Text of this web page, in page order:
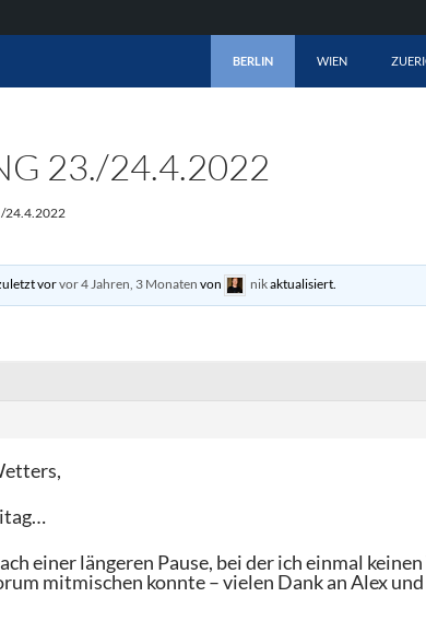
BERLIN
WIEN
23./24.4.2022
24.4.2022
vorvor 4 Jahren, 3 Monaten von nikaktualisiert.
einer längeren Pause, bei der ich einmal
mitmischen konnte – vielen Dank an Alex